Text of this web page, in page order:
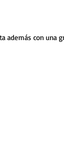
además con una